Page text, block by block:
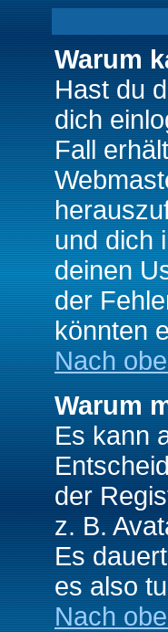
Warum
Hast du
dich
Fall
und dich
deinen
der
könnten
Nach
Warum
Es kann
der
z. B.
Es
es also
Nach